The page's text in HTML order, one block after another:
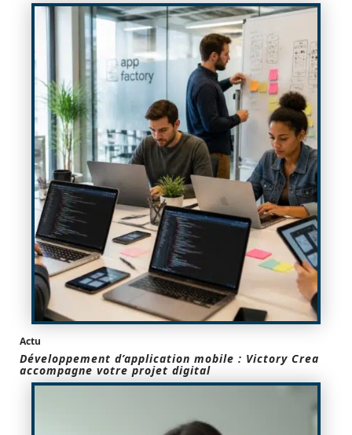
Actu
Développement d’application mobile : Victory Crea
accompagne votre projet digital